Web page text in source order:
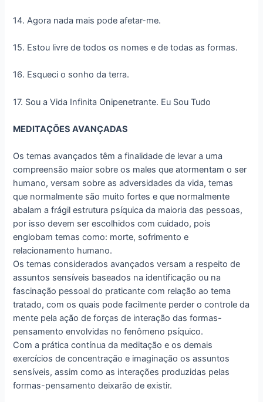
14. Agora nada mais pode afetar-me.
15. Estou livre de todos os nomes e de todas as formas.
16. Esqueci o sonho da terra.
17. Sou a Vida Infinita Onipenetrante. Eu Sou Tudo
MEDITAÇÕES AVANÇADAS
Os temas avançados têm a finalidade de levar a uma
compreensão maior sobre os males que atormentam o ser
humano, versam sobre as adversidades da vida, temas
que normalmente são muito fortes e que normalmente
abalam a frágil estrutura psíquica da maioria das pessoas,
por isso devem ser escolhidos com cuidado, pois
englobam temas como: morte, sofrimento e
relacionamento humano.
Os temas considerados avançados versam a respeito de
assuntos sensíveis baseados na identificação ou na
fascinação pessoal do praticante com relação ao tema
tratado, com os quais pode facilmente perder o controle da
mente pela ação de forças de interação das formas-
pensamento envolvidas no fenômeno psíquico.
Com a prática contínua da meditação e os demais
exercícios de concentração e imaginação os assuntos
sensíveis, assim como as interações produzidas pelas
formas-pensamento deixarão de existir.